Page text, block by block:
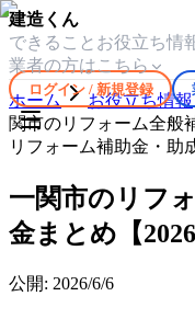
建造くん
できること お役立ち情
業者の方はこちら
ログイン / 新規登録
ホーム お役立ち情報
関市のリフォーム全般
リフォーム補助金・助
一関市のリフ
金まとめ【2026
公開: 2026/6/6